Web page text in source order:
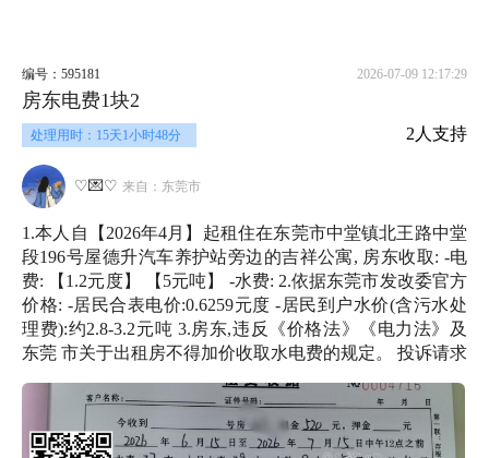
编号：595181 2026-07-09 12:17:29
房东电费1块2
处理用时：15天1小时48分 2人支持
♡💌♡ 来自：东莞市
1.本人自【2026年4月】起租住在东莞市中堂镇北王路中堂
段196号屋德升汽车养护站旁边的吉祥公寓, 房东收取: -电
费: 【1.2元度】 【5元吨】 -水费: 2.依据东莞市发改委官方
价格: -居民合表电价:0.6259元度 -居民到户水价(含污水处
理费):约2.8-3.2元吨 3.房东,违反《价格法》《电力法》及
东莞 市关于出租房不得加价收取水电费的规定。 投诉请求